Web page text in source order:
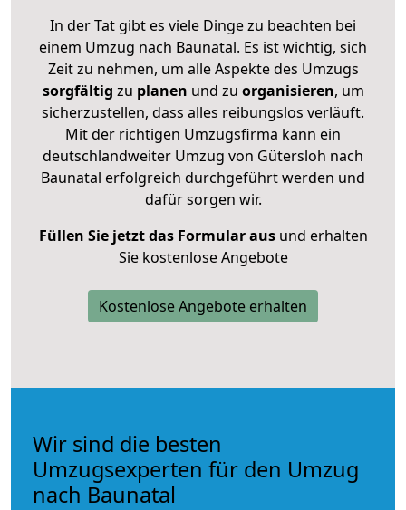
In der Tat gibt es viele Dinge zu beachten bei
einem Umzug nach Baunatal. Es ist wichtig, sich
Zeit zu nehmen, um alle Aspekte des Umzugs
sorgfältig zu planen und zu organisieren, um
sicherzustellen, dass alles reibungslos verläuft.
Mit der richtigen Umzugsfirma kann ein
deutschlandweiter Umzug von Gütersloh nach
Baunatal erfolgreich durchgeführt werden und
dafür sorgen wir.
Füllen Sie jetzt das Formular ausund erhalten
Sie kostenlose Angebote
Kostenlose Angebote erhalten
Wir sind die besten
Umzugsexperten für den Umzug
nach Baunatal